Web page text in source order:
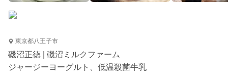
東京都八王子市
磯沼正徳 | 磯沼ミルクファーム
ジャージーヨーグルト、低温殺菌牛乳